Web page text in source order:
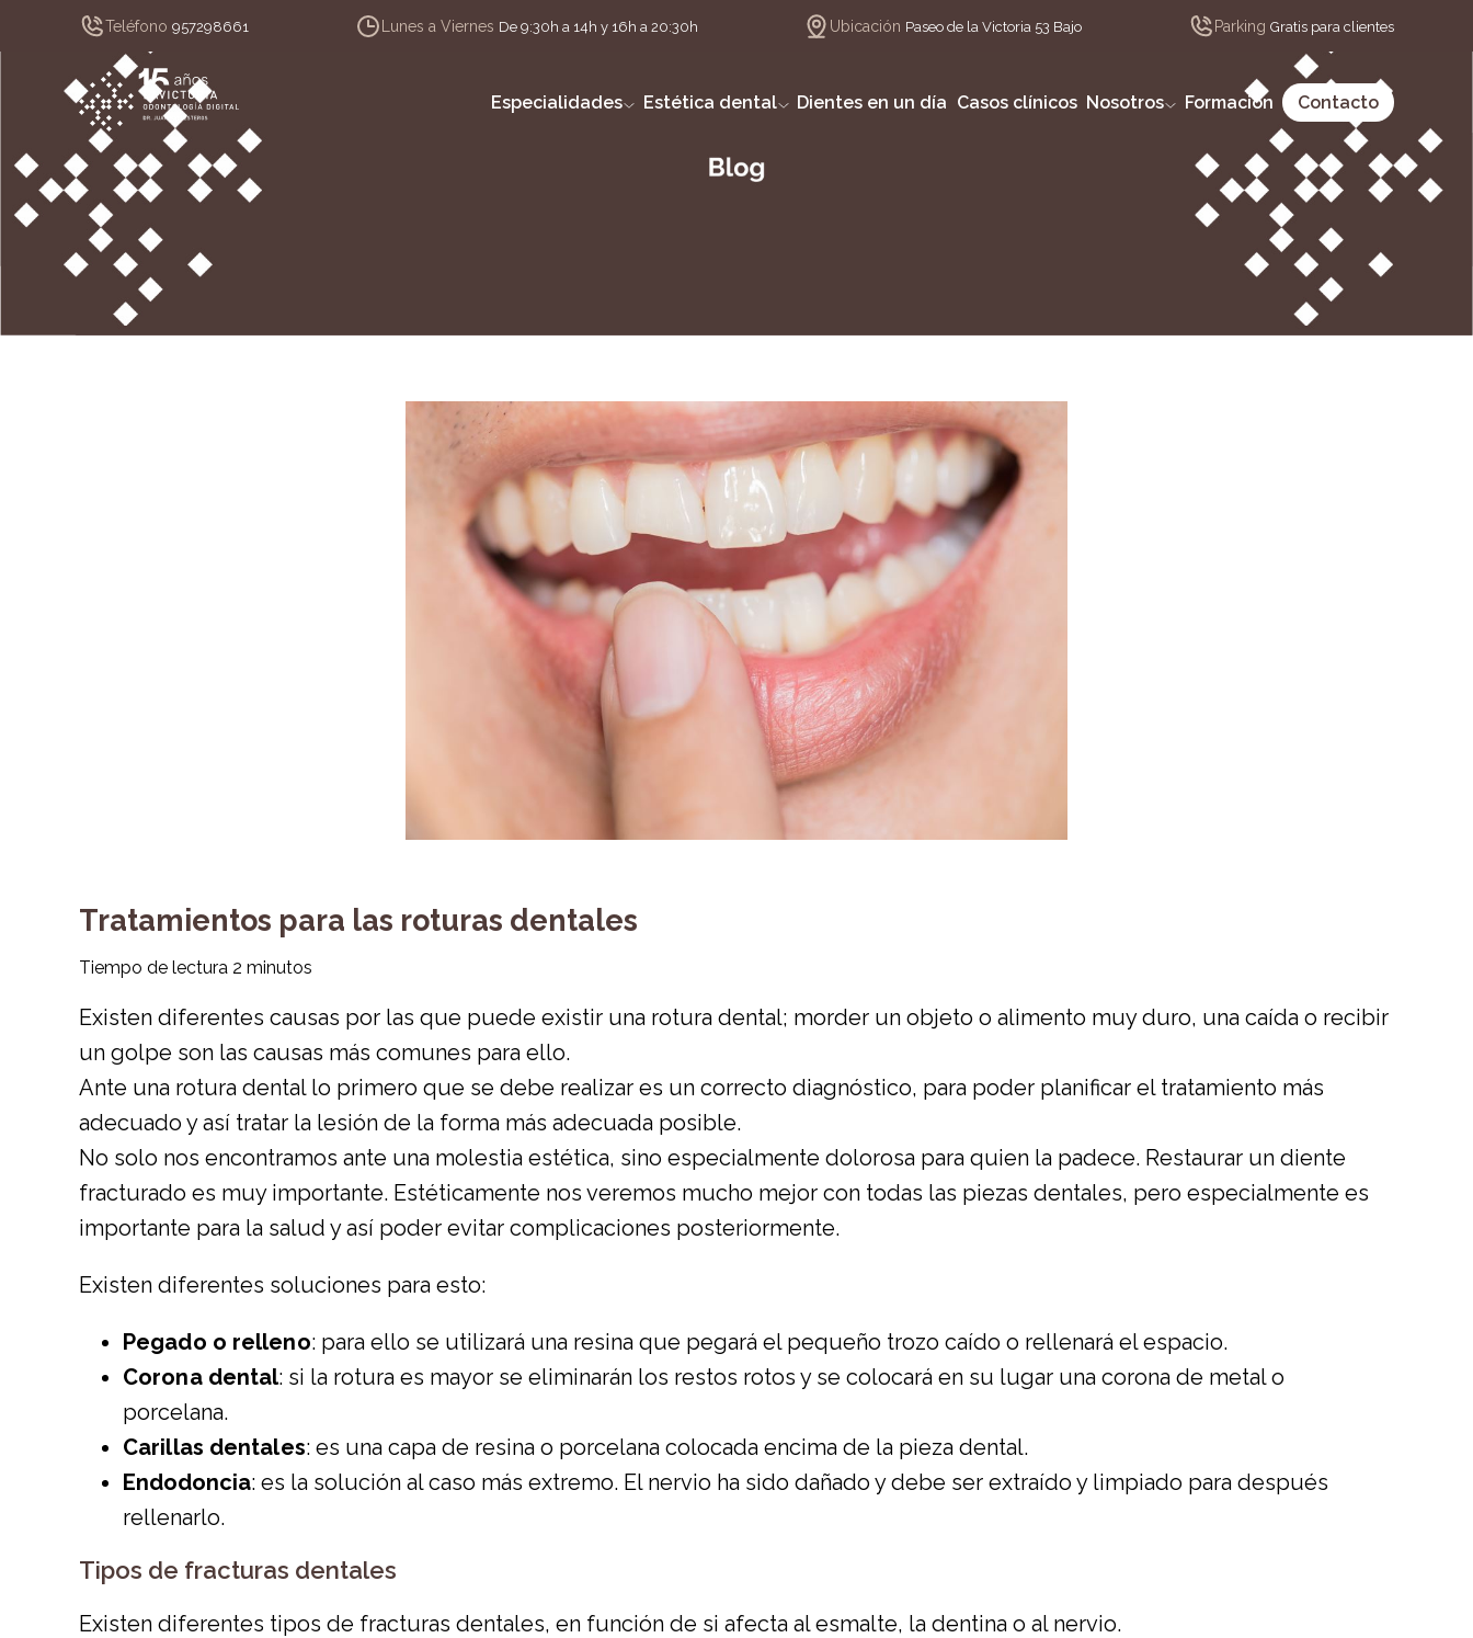
Teléfono 957298661 Lunes a Viernes De 9:30h a 14h y 16h a 20:30h Ubicación Paseo de la Victoria 53 Bajo Parking Gratis para clientes
Especialidades Estética dental Dientes en un día Casos clínicos Nosotros Formación Contacto
Tratamientos para las roturas dentales
Tiempo de lectura 2 minutos
Existen diferentes causas por las que puede existir una rotura dental; morder un objeto o alimento muy duro, una caída o recibir
un golpe son las causas más comunes para ello.
Ante una rotura dental lo primero que se debe realizar es un correcto diagnóstico, para poder planificar el tratamiento más
adecuado y así tratar la lesión de la forma más adecuada posible.
No solo nos encontramos ante una molestia estética, sino especialmente dolorosa para quien la padece. Restaurar un diente
fracturado es muy importante. Estéticamente nos veremos mucho mejor con todas las piezas dentales, pero especialmente es
importante para la salud y así poder evitar complicaciones posteriormente.
Existen diferentes soluciones para esto:
Pegado o relleno: para ello se utilizará una resina que pegará el pequeño trozo caído o rellenará el espacio.
Corona dental: si la rotura es mayor se eliminarán los restos rotos y se colocará en su lugar una corona de metal o
porcelana.
Carillas dentales: es una capa de resina o porcelana colocada encima de la pieza dental.
Endodoncia: es la solución al caso más extremo. El nervio ha sido dañado y debe ser extraído y limpiado para después
rellenarlo.
Tipos de fracturas dentales
Existen diferentes tipos de fracturas dentales, en función de si afecta al esmalte, la dentina o al nervio.